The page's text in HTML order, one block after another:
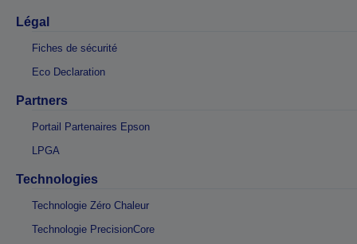
Légal
Fiches de sécurité
Eco Declaration
Partners
Portail Partenaires Epson
LPGA
Technologies
Technologie Zéro Chaleur
Technologie PrecisionCore